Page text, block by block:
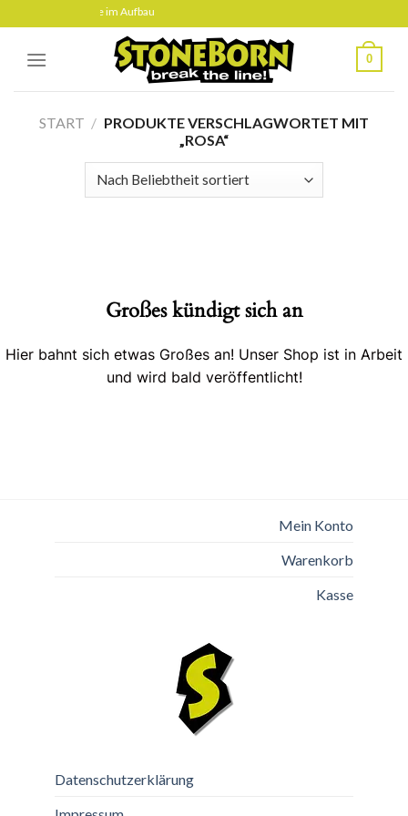
to
content
sich gerade im Aufbau
0
START / PRODUKTE VERSCHLAGWORTET MIT
„ROSA“
Großes kündigt sich an
Hier bahnt sich etwas Großes an! Unser Shop ist in Arbeit
und wird bald veröffentlicht!
Mein Konto
Warenkorb
Kasse
Datenschutzerklärung